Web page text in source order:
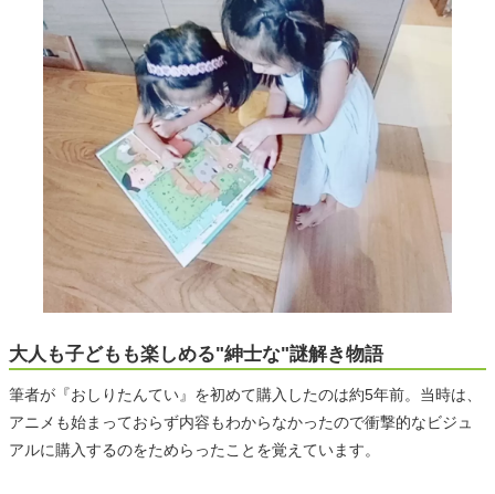
大人も子どもも楽しめる"紳士な"謎解き物語
筆者が『おしりたんてい』を初めて購入したのは約5年前。当時は、
アニメも始まっておらず内容もわからなかったので衝撃的なビジュ
アルに購入するのをためらったことを覚えています。